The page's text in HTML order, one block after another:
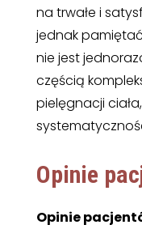
na trwałe i
jednak
nie jest
częścią
pielęgnacji
Opinie
Opinie